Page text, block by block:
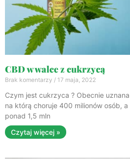
CBD w walce z cukrzycą
Brak komentarzy 17 maja, 2022
Czym jest cukrzyca ? Obecnie
na którą choruje 400 milionów osób,
ponad 1,5 mln
Czytaj więcej »